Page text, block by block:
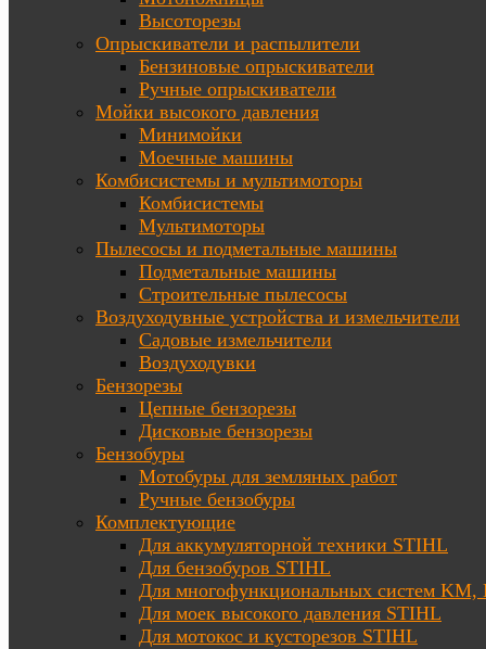
Высоторезы
Опрыскиватели и распылители
Бензиновые опрыскиватели
Ручные опрыскиватели
Мойки высокого давления
Минимойки
Моечные машины
Комбисистемы и мультимоторы
Комбисистемы
Мультимоторы
Пылесосы и подметальные машины
Подметальные машины
Строительные пылесосы
Воздуходувные устройства и измельчители
Садовые измельчители
Воздуходувки
Бензорезы
Цепные бензорезы
Дисковые бензорезы
Бензобуры
Мотобуры для земляных работ
Ручные бензобуры
Комплектующие
Для аккумуляторной техники STIHL
Для бензобуров STIHL
Для многофункциональных систем KM,
Для моек высокого давления STIHL
Для мотокос и кусторезов STIHL